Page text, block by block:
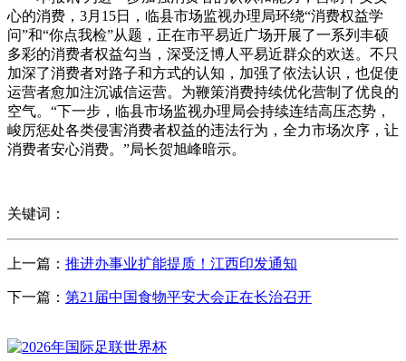
心的消费，3月15日，临县市场监视办理局环绕“消费权益学
问”和“你点我检”从题，正在市平易近广场开展了一系列丰硕
多彩的消费者权益勾当，深受泛博人平易近群众的欢送。不只
加深了消费者对路子和方式的认知，加强了依法认识，也促使
运营者愈加注沉诚信运营。为鞭策消费持续优化营制了优良的
空气。“下一步，临县市场监视办理局会持续连结高压态势，
峻厉惩处各类侵害消费者权益的违法行为，全力市场次序，让
消费者安心消费。”局长贺旭峰暗示。
关键词：
上一篇： 推进办事业扩能提质！江西印发通知
下一篇： 第21届中国食物平安大会正在长治召开